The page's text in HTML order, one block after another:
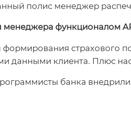
полис менеджер
менеджера функционалом
страхового
данными клиента. Плюс
банка
Вы даете